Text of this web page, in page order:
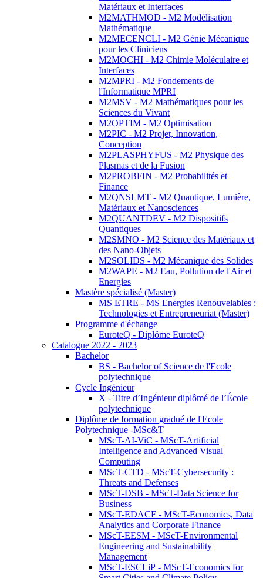
Matériaux et Interfaces
M2MATHMOD - M2 Modélisation
Mathématique
M2MECENCLI - M2 Génie Mécanique
pour les Cliniciens
M2MOCHI - M2 Chimie Moléculaire et
Interfaces
M2MPRI - M2 Fondements de
l'Informatique MPRI
M2MSV - M2 Mathématiques pour les
Sciences du Vivant
M2OPTIM - M2 Optimisation
M2PIC - M2 Projet, Innovation,
Conception
M2PLASPHYFUS - M2 Physique des
Plasmas et de la Fusion
M2PROBFIN - M2 Probabilités et
Finance
M2QNSLMT - M2 Quantique, Lumière,
Matériaux et Nanosciences
M2QUANTDEV - M2 Dispositifs
Quantiques
M2SMNO - M2 Science des Matériaux et
des Nano-Objets
M2SOLIDS - M2 Mécanique des Solides
M2WAPE - M2 Eau, Pollution de l'Air et
Energies
Mastère spécialisé (Master)
MS ETRE - MS Energies Renouvelables :
Technologies et Entrepreneuriat (Master)
Programme d'échange
EuroteQ - Diplôme EuroteQ
Catalogue 2022 - 2023
Bachelor
BS - Bachelor of Science de l'Ecole
polytechnique
Cycle Ingénieur
X - Titre d’Ingénieur diplômé de l’École
polytechnique
Diplôme de formation gradué de l'Ecole
Polytechnique -MSc&T
MScT-AI-ViC - MScT-Artificial
Intelligence and Advanced Visual
Computing
MScT-CTD - MScT-Cybersecurity :
Threats and Defenses
MScT-DSB - MScT-Data Science for
Business
MScT-EDACF - MScT-Economics, Data
Analytics and Corporate Finance
MScT-EESM - MScT-Environmental
Engineering and Sustainability
Management
MScT-ESCLiP - MScT-Economics for